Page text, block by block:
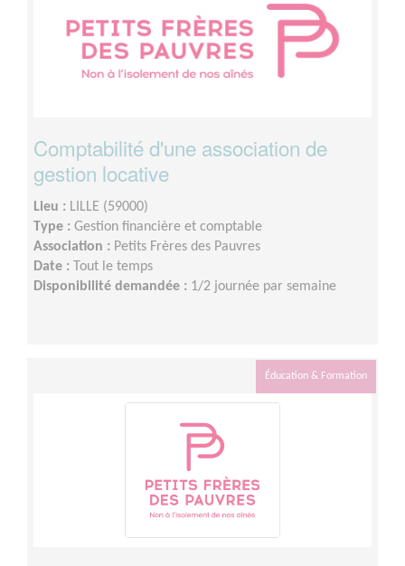
Comptabilité d'une association de
gestion locative
Lieu : LILLE (59000)
Type : Gestion financière et comptable
Association : Petits Frères des Pauvres
Date : Tout le temps
Disponibilité demandée : 1/2 journée par semaine
Éducation & Formation